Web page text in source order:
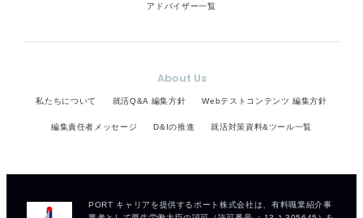
アドバイザー一覧
About Us
私たちについて 就活Q&A 編集方針 Webテストコンテンツ 編集方針
編集責任者メッセージ D&Iの推進 就活対策資料&ツール一覧